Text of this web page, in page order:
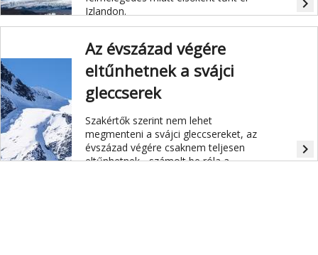
Izlandon.
navigate_next
Az évszázad végére
eltűnhetnek a svájci
gleccserek
Szakértők szerint nem lehet
megmenteni a svájci gleccsereket, az
évszázad végére csaknem teljesen
eltűnhetnek - számolt be róla a
navigate_next